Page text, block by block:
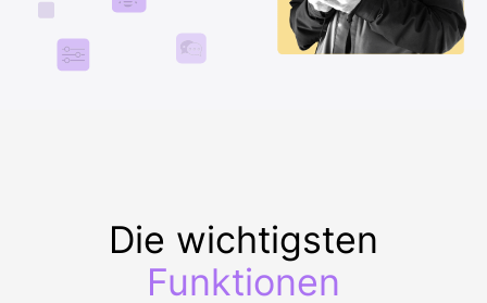
Die wichtigsten
Funktionen